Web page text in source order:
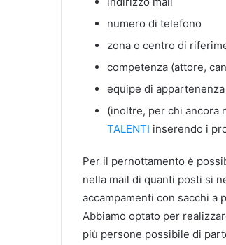
numero di telefono
zona o centro di
competenza (attore,
equipe di
(inoltre, per chi ancora
TALENTI inserendo i
Per il pernottamento è
nella mail di quanti posti si
accampamenti con sacchi a
Abbiamo optato per
più persone possibile di